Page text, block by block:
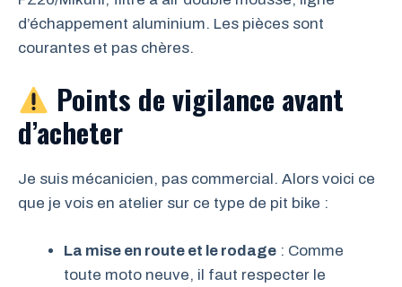
d’échappement aluminium. Les pièces sont
courantes et pas chères.
Points de vigilance avant
d’acheter
Je suis mécanicien, pas commercial. Alors voici ce
que je vois en atelier sur ce type de pit bike :
La mise en route et le rodage : Comme
toute moto neuve, il faut respecter le